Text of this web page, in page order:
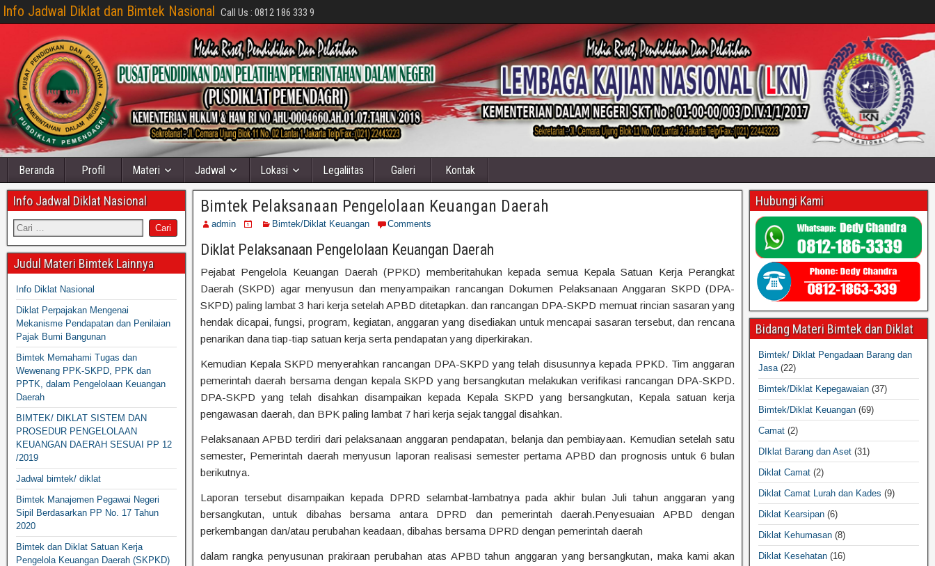
Info Jadwal Diklat dan Bimtek Nasional Call Us : 0812 186 333 9
Beranda Profil Materi Jadwal Lokasi Legaliitas Galeri Kontak
Bimtek Pelaksanaan Pengelolaan Keuangan Daerah
admin Bimtek/Diklat Keuangan Comments
Diklat Pelaksanaan Pengelolaan Keuangan Daerah
Pejabat Pengelola Keuangan Daerah (PPKD) memberitahukan kepada semua Kepala Satuan Kerja Perangkat
Daerah (SKPD) agar menyusun dan menyampaikan rancangan Dokumen Pelaksanaan Anggaran SKPD (DPA-
SKPD) paling lambat 3 hari kerja setelah APBD ditetapkan. dan rancangan DPA-SKPD memuat rincian sasaran yang
hendak dicapai, fungsi, program, kegiatan, anggaran yang disediakan untuk mencapai sasaran tersebut, dan rencana
penarikan dana tiap-tiap satuan kerja serta pendapatan yang diperkirakan.
Kemudian Kepala SKPD menyerahkan rancangan DPA-SKPD yang telah disusunnya kepada PPKD. Tim anggaran
pemerintah daerah bersama dengan kepala SKPD yang bersangkutan melakukan verifikasi rancangan DPA-SKPD.
DPA-SKPD yang telah disahkan disampaikan kepada Kepala SKPD yang bersangkutan, Kepala satuan kerja
pengawasan daerah, dan BPK paling lambat 7 hari kerja sejak tanggal disahkan.
Pelaksanaan APBD terdiri dari pelaksanaan anggaran pendapatan, belanja dan pembiayaan. Kemudian setelah satu
semester, Pemerintah daerah menyusun laporan realisasi semester pertama APBD dan prognosis untuk 6 bulan
berikutnya.
Laporan tersebut disampaikan kepada DPRD selambat-lambatnya pada akhir bulan Juli tahun anggaran yang
bersangkutan, untuk dibahas bersama antara DPRD dan pemerintah daerah.Penyesuaian APBD dengan
perkembangan dan/atau perubahan keadaan, dibahas bersama DPRD dengan pemerintah daerah
dalam rangka penyusunan prakiraan perubahan atas APBD tahun anggaran yang bersangkutan, maka kami akan
Info Jadwal Diklat Nasional
Judul Materi Bimtek Lainnya
Info Diklat Nasional
Diklat Perpajakan Mengenai
Mekanisme Pendapatan dan Penilaian
Pajak Bumi Bangunan
Bimtek Memahami Tugas dan
Wewenang PPK-SKPD, PPK dan
PPTK, dalam Pengelolaan Keuangan
Daerah
BIMTEK/ DIKLAT SISTEM DAN
PROSEDUR PENGELOLAAN
KEUANGAN DAERAH SESUAI PP 12
/2019
Jadwal bimtek/ diklat
Bimtek Manajemen Pegawai Negeri
Sipil Berdasarkan PP No. 17 Tahun
2020
Bimtek dan Diklat Satuan Kerja
Pengelola Keuangan Daerah (SKPKD)
Hubungi Kami
Bidang Materi Bimtek dan Diklat
Bimtek/ Diklat Pengadaan Barang dan
Jasa(22)
Bimtek/Diklat Kepegawaian (37)
Bimtek/Diklat Keuangan (69)
Camat (2)
DIklat Barang dan Aset (31)
Diklat Camat (2)
Diklat Camat Lurah dan Kades (9)
Diklat Kearsipan (6)
Diklat Kehumasan (8)
Diklat Kesehatan (16)